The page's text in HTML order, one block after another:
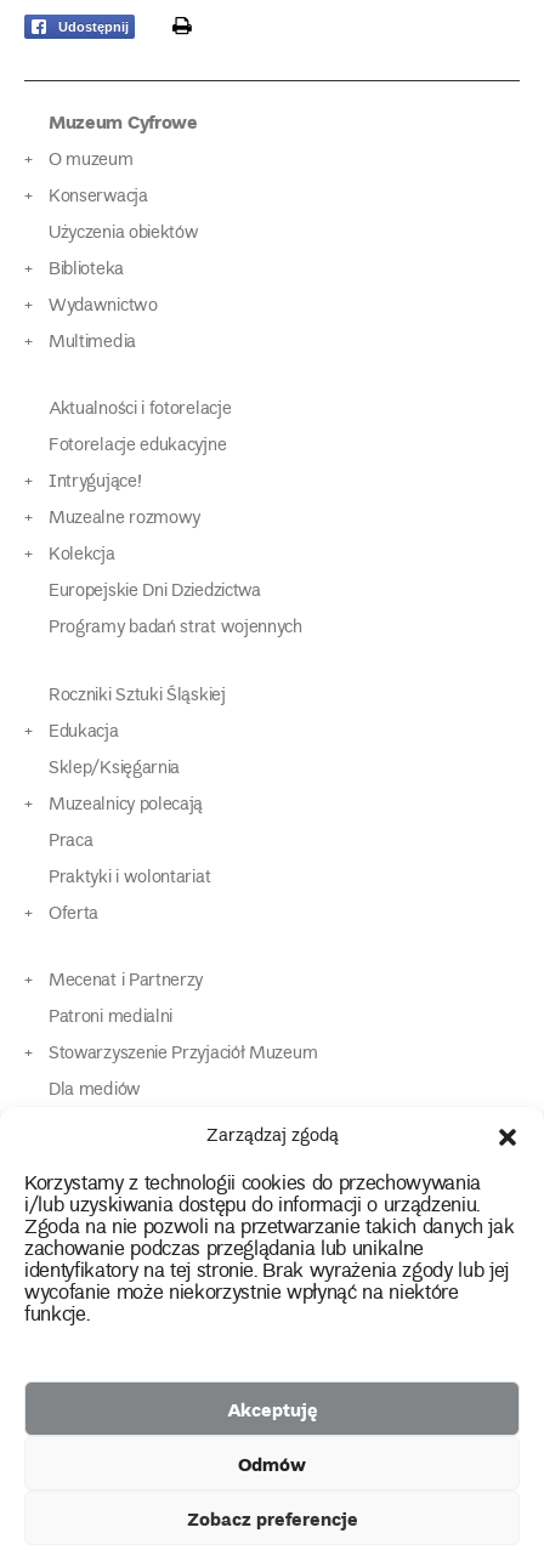
Zarządzaj zgodą
Korzystamy z technologii cookies do przechowywania
i/lub uzyskiwania dostępu do informacji o urządzeniu.
Zgoda na nie pozwoli na przetwarzanie takich danych jak
zachowanie podczas przeglądania lub unikalne
identyfikatory na tej stronie. Brak wyrażenia zgody lub jej
wycofanie może niekorzystnie wpłynąć na niektóre
funkcje.
Akceptuję
Odmów
Zobacz preferencje
Udostępnij print
Muzeum Cyfrowe
O muzeum
Konserwacja
Użyczenia obiektów
Biblioteka
Wydawnictwo
Multimedia
Aktualności i fotorelacje
Fotorelacje edukacyjne
Intrygujące!
Muzealne rozmowy
Kolekcja
Europejskie Dni Dziedzictwa
Programy badań strat wojennych
Roczniki Sztuki Śląskiej
Edukacja
Sklep/Księgarnia
Muzealnicy polecają
Praca
Praktyki i wolontariat
Oferta
Mecenat i Partnerzy
Patroni medialni
Stowarzyszenie Przyjaciół Muzeum
Dla mediów
Dla osób o specjalnych potrzebach
Kontakt
instagram
twitterfacebookyoutube
tiktok
2026 Copyright by Muzeum Narodowe we Wrocławiu
Polityka prywatności
Etnograficznego
Facebook
Racławickiej
facebook
Przyjaciół